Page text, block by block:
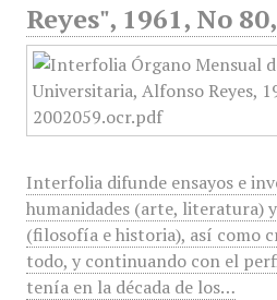
Reyes", 1961, No
Interfolia difunde ensayos e
humanidades (arte, literatura)
(filosofía e historia), así como
todo, y continuando con el
tenía en la década de los…